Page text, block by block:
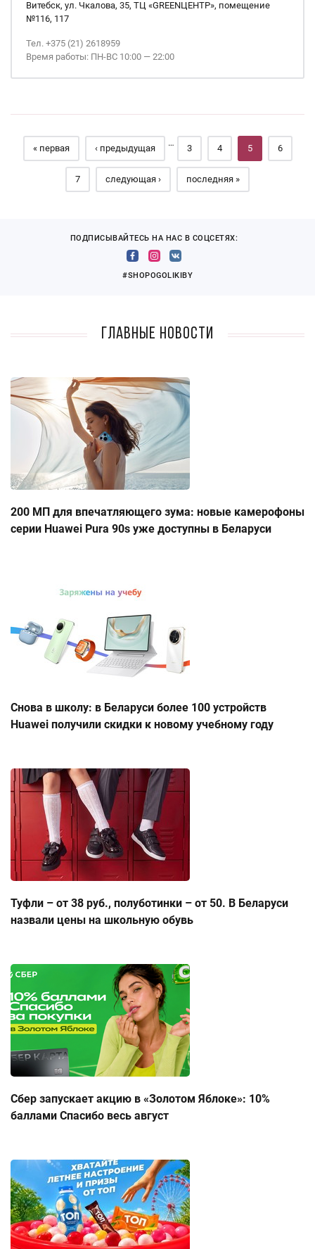
Витебск, ул. Чкалова, 35, ТЦ «GREENЦЕНТР», помещение
№116, 117
Тел. +375 (21) 2618959
Время работы: ПН-ВС 10:00 — 22:00
Страницы
« первая ‹ предыдущая
…
3 4 5 6
7 следующая › последняя »
ПОДПИСЫВАЙТЕСЬ НА НАС В СОЦСЕТЯХ:
#SHOPOGOLIKIBY
Главные новости
200 МП для впечатляющего зума: новые камерофоны
серии Huawei Pura 90s уже доступны в Беларуси
Снова в школу: в Беларуси более 100 устройств
Huawei получили скидки к новому учебному году
Туфли – от 38 руб., полуботинки – от 50. В Беларуси
назвали цены на школьную обувь
Сбер запускает акцию в «Золотом Яблоке»: 10%
баллами Спасибо весь август